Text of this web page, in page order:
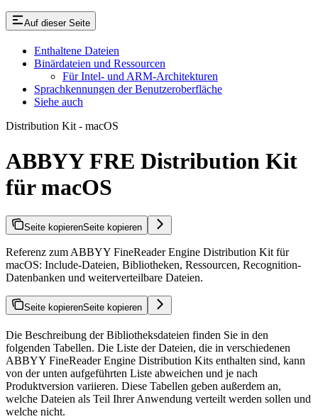
Auf dieser Seite
Enthaltene Dateien
Binärdateien und Ressourcen
Für Intel- und ARM-Architekturen
Sprachkennungen der Benutzeroberfläche
Siehe auch
Distribution Kit - macOS
ABBYY FRE Distribution Kit
für macOS
Seite kopierenSeite kopieren
Referenz zum ABBYY FineReader Engine Distribution Kit für
macOS: Include-Dateien, Bibliotheken, Ressourcen, Recognition-
Datenbanken und weiterverteilbare Dateien.
Seite kopierenSeite kopieren
Die Beschreibung der Bibliotheksdateien finden Sie in den
folgenden Tabellen. Die Liste der Dateien, die in verschiedenen
ABBYY FineReader Engine Distribution Kits enthalten sind, kann
von der unten aufgeführten Liste abweichen und je nach
Produktversion variieren. Diese Tabellen geben außerdem an,
welche Dateien als Teil Ihrer Anwendung verteilt werden sollen und
welche nicht.